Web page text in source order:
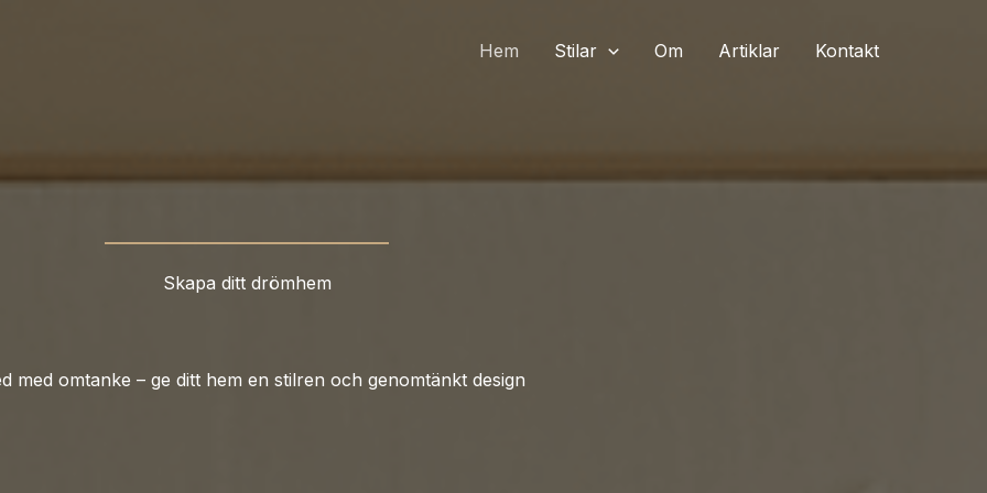
Hem Stilar Om Artiklar Kontakt
Skapa ditt drömhem
med omtanke – ge ditt hem en stilren och genomtänkt design